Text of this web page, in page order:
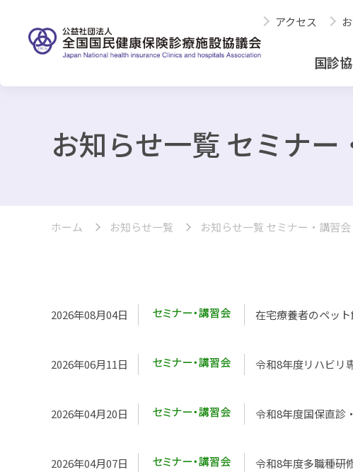
アクセス
国診
お知らせ一覧 セミナー
ホーム お知らせ一覧 お知らせ一覧 セミナー・講習会
2026年08月04日 在宅療養者のペッ
2026年06月11日 令和8年度リハビリ
2026年04月20日 令和8年度国保直診
2026年04月07日 令和8年度多職種研